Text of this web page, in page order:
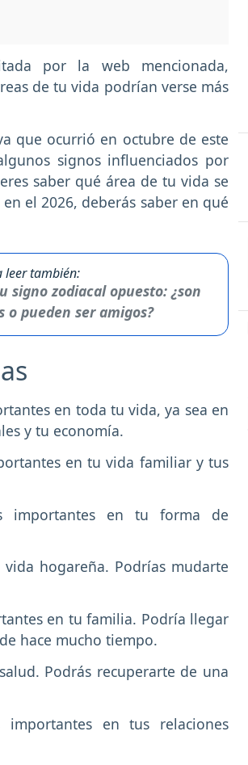
por la web mencionada,
de tu vida podrían verse más
que ocurrió en octubre de este
signos influenciados por
saber qué área de tu vida se
el 2026, deberás saber en qué
leer también:
signo zodiacal opuesto: ¿son
o pueden ser amigos?
en toda tu vida, ya sea en
y tu economía.
en tu vida familiar y tus
importantes en tu forma de
hogareña. Podrías mudarte
en tu familia. Podría llegar
hace mucho tiempo.
Podrás recuperarte de una
importantes en tus relaciones